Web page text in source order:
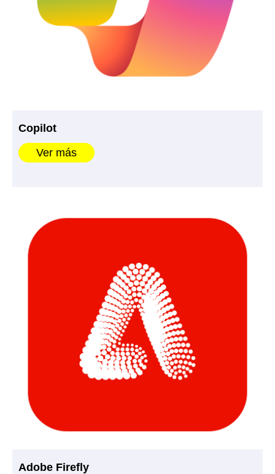
Copilot
Ver más
Adobe Firefly